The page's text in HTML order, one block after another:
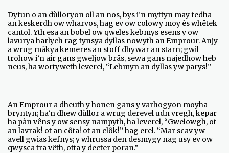
Dyfun o an dùlloryon oll an nos, bys i’n myttyn may fedha
an keskerdh ow wharvos, hag ev ow colowy moy ès whêtek
cantol. Yth esa an bobel ow qweles kebmys esens y ow
lavurya harlych rag fynsya dyllas nowyth an Emprour. Anjy
a wrug mâkya kemeres an stoff dhywar an starn; gwil
trohow i’n air gans gweljow brâs, sewa gans najedhow heb
neus, ha wortyweth leverel, “Lebmyn an dyllas yw parys!”
An Emprour a dheuth y honen gans y varhogyon moyha
bryntyn; ha’n dhew dùllor a wrug derevel udn vregh, kepar
ha pàn vêns y ow sensy nampyth, ha leverel, “Gwelowgh, ot
an lavrak! ot an côta! ot an clôk!” hag erel. “Mar scav yw
avell gwias kefnys; y whrussa den desmygy nag usy ev ow
qwysca tra vëth, otta y decter poran.”